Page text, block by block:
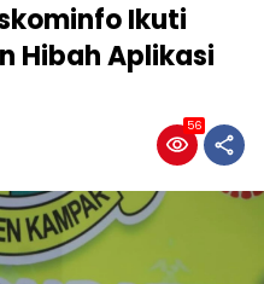
Ikuti
Hibah Aplikasi
56